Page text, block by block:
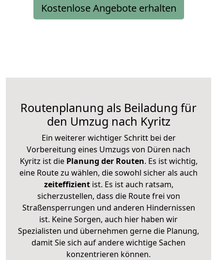
Kostenlose Angebote erhalten
Routenplanung als Beiladung für
den Umzug nach Kyritz
Ein weiterer wichtiger Schritt bei der
Vorbereitung eines Umzugs von Düren nach
Kyritz ist diePlanung der Routen. Es ist wichtig,
eine Route zu wählen, die sowohl sicher als auch
zeiteffizientist. Es ist auch ratsam,
sicherzustellen, dass die Route frei von
Straßensperrungen und anderen Hindernissen
ist. Keine Sorgen, auch hier haben wir
Spezialisten und übernehmen gerne die Planung,
damit Sie sich auf andere wichtige Sachen
konzentrieren können.